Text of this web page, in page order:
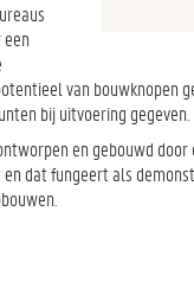
van bouwknopen
bij uitvoering gegeven.
en gebouwd
dat fungeert als